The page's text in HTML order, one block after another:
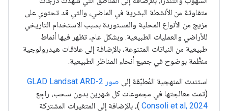
متفاوتة من الأنشطة البشرية في الماضي، والتي قد تحتوي على
مزيج من الأنواع المحلية والمستوردة بسبب الاستخدام التاريخي
للأراضي والعمليات الطبيعية. وبشكل عام، تظهر فيها أنماط
طبيعية من النباتات المتنوعة، بالإضافة إلى علاقات هيدرولوجية
منظَّمة بوضوح في جميع أنحاء المناظر الطبيعية.
استندت المنهجية المُطبَّقة إلى صور GLAD Landsat ARD-2
(تمت معالجتها في مجموعات كل شهرين بدون سحب، راجِع
Consoli et al, 2024 )، بالإضافة إلى المتغيرات المشتركة